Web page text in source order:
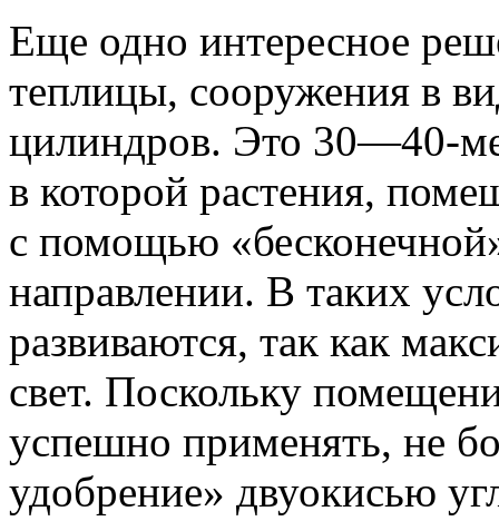
Еще одно интересное
теплицы, сооружения в
цилиндров. Это 30—40-
в которой растения,
с помощью
направлении. В таких
развиваются, так как
свет. Поскольку
успешно применять, не
удобрение» двуокисью